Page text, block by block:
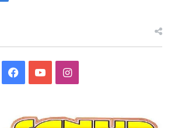
Facebook
YouTubeInstagram